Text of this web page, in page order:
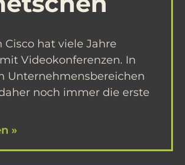
Cisco hat viele Jahre
Videokonferenzen. In
Unternehmensbereichen
noch immer die erste
»